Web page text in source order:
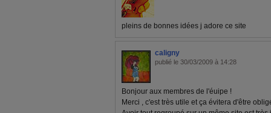
pleins de bonnes idées j adore ce site
caligny
publié le 30/03/2009 à 14:28
Bonjour aux membres de l'éuipe !
Merci , c'est très utile et ça évitera d'être